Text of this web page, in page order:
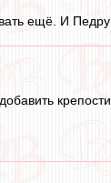
ещё. И Педру